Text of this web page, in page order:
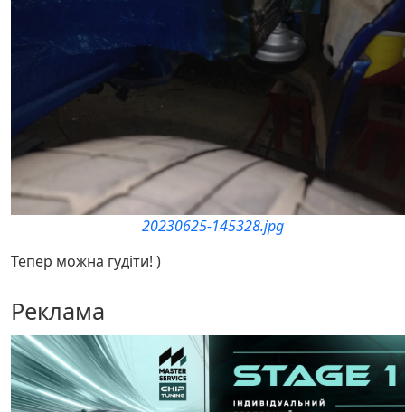
20230625-145328.jpg
Тепер можна гудіти! )
Реклама